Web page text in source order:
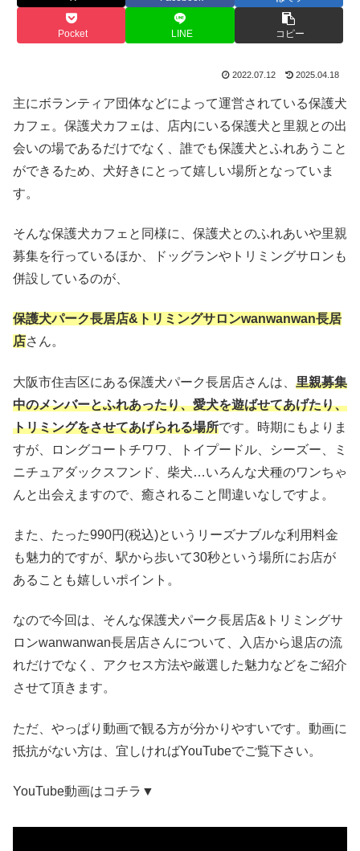
Pocket LINE コピー
2022.07.12 2025.04.18
主にボランティア団体などによって運営されている保護犬
カフェ。保護犬カフェは、店内にいる保護犬と里親との出
会いの場であるだけでなく、誰でも保護犬とふれあうこと
ができるため、犬好きにとって嬉しい場所となっていま
す。
そんな保護犬カフェと同様に、保護犬とのふれあいや里親
募集を行っているほか、ドッグランやトリミングサロンも
併設しているのが、
保護犬パーク長居店&トリミングサロンwanwanwan長居
店さん。
大阪市住吉区にある保護犬パーク長居店さんは、 里親募集
中のメンバーとふれあったり、愛犬を遊ばせてあげたり、
トリミングをさせてあげられる場所です。時期にもよりま
すが、ロングコートチワワ、トイプードル、シーズー、ミ
ニチュアダックスフンド、柴犬…いろんな犬種のワンちゃ
んと出会えますので、癒されること間違いなしですよ。
また、たった990円(税込)というリーズナブルな利用料金
も魅力的ですが、駅から歩いて30秒という場所にお店が
あることも嬉しいポイント。
なので今回は、そんな保護犬パーク長居店&トリミングサ
ロンwanwanwan長居店さんについて、入店から退店の流
れだけでなく、アクセス方法や厳選した魅力などをご紹介
させて頂きます。
ただ、やっぱり動画で観る方が分かりやすいです。動画に
抵抗がない方は、宜しければYouTubeでご覧下さい。
YouTube動画はコチラ▼